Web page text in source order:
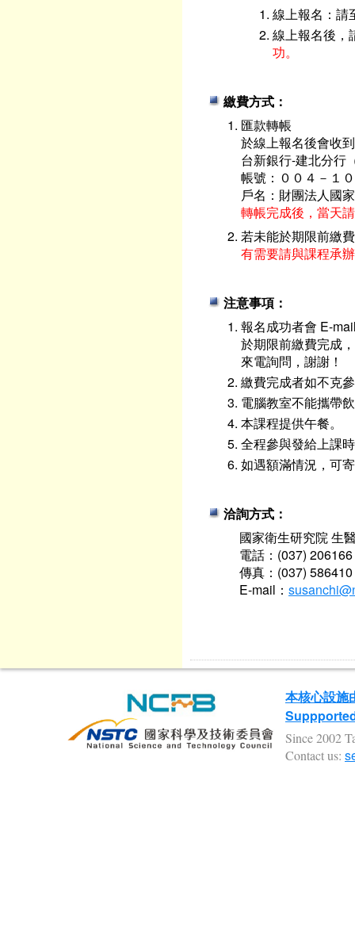
線上報名：請
線上報名後，
功。
繳費方式：
匯款轉帳
於線上報名後會收到
台新銀行-建北分行
帳號：００４－１
戶名：財團法人國
轉帳完成後，當天
若未能於期限前繳
有需要請與課程承
注意事項：
報名成功者會 E-
於期限前繳費完成
來電詢問，謝謝！
繳費完成者如不克
電腦教室不能攜帶
本課程提供午餐。
全程參與發給上課
如遇額滿情況，可
洽詢方式：
國家衛生研究院 生
電話：(037)
傳真：(037) 586410
E-mail：
本核心設施
Since 2002
Contact us: